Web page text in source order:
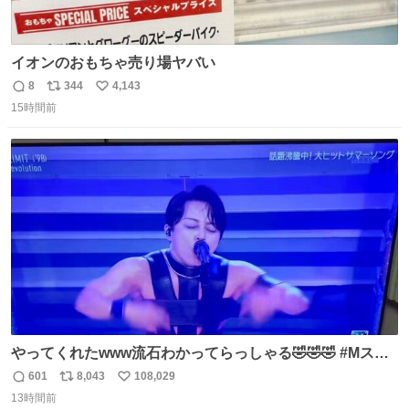
イオンのおもちゃ売り場ヤバい
返
信
8
リ
ポ
ト
344
い
4,143
15時間前
やってくれたwww流石わかってらっしゃる🤣🤣🤣 #Mステ
#西川貴教
返
信
601
リ
8,043
い
108,029
13時間前